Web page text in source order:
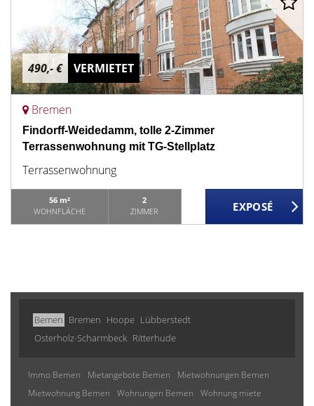
490,- € VERMIETET
Bremen
Findorff-Weidedamm, tolle 2-Zimmer
Terrassenwohnung mit TG-Stellplatz
Terrassenwohnung
56 m²
WOHNFLÄCHE
2
ZIMMER
Bemen Bremen Hoope Lübberstedt
Osterholz-Scharmbeck Ritterhude
Immo Bemen Mietangebote Bemen
Mietwohnungen Bemen
Mietwohnung Bemen
Wohnungen Bemen
Wohnung miete